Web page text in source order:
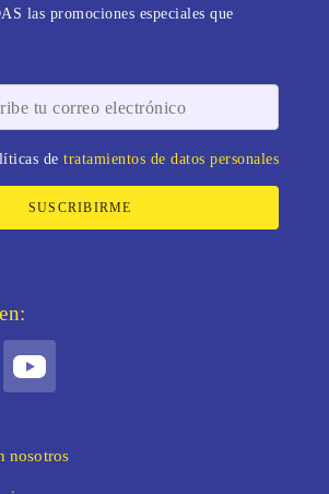
las promociones especiales que
detratamientos de datos personales
SUSCRIBIRME
nosotros